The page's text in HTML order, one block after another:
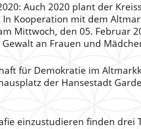
Auch 2020 plant der
In Kooperation mit dem
Mittwoch, den 05. Februar
an Frauen und
für Demokratie im
der Hansestadt
einzustudieren finden drei